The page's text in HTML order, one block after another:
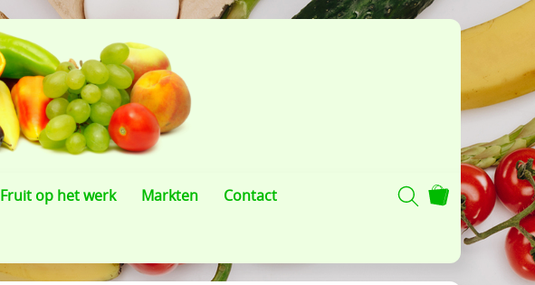
Fruit op het werk Markten Contact